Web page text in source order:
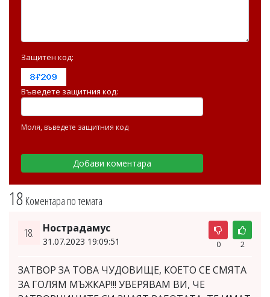
18 Коментара по темата
18. Нострадамус
31.07.2023 19:09:51 0 2
ЗАТВОР ЗА ТОВА ЧУДОВИЩЕ, КОЕТО СЕ СМЯТА
ЗА ГОЛЯМ МЪЖКАР!!! УВЕРЯВАМ ВИ, ЧЕ
Защитен код:
Въведете защитния код:
Моля, въведете защитния код